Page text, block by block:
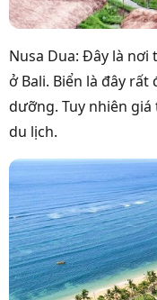
Nusa Dua: Đây là
ở Bali. Biển là đây
dưỡng. Tuy nhiên giá
du lịch.